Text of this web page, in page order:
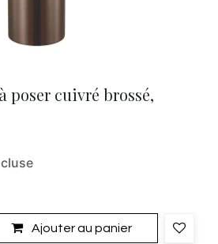
poser cuivré brossé,
Ajouter au panier